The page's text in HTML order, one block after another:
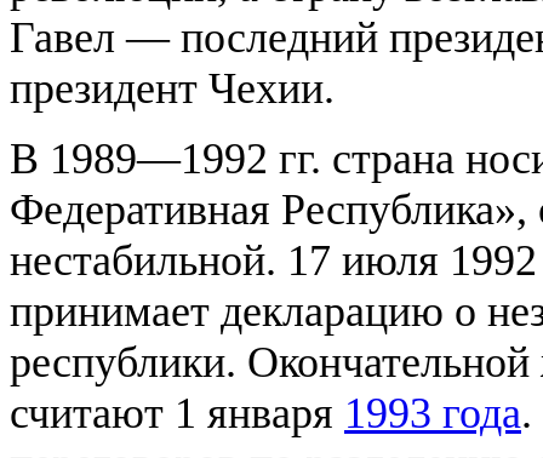
Гавел — последний
президент Чехии.
В 1989—1992 гг. страна
Федеративная Республика»,
нестабильной. 17 июля
принимает декларацию о
республики.
считают 1 января 1993 года